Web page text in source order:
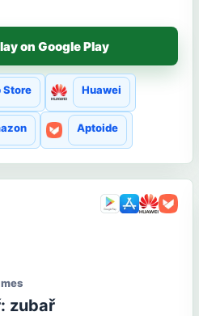
on Google Play
Store Huawei
Aptoide
zubař